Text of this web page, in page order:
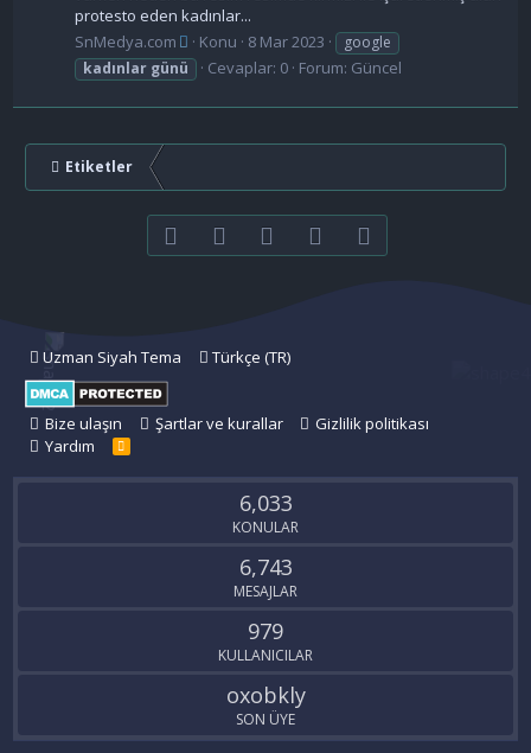
protesto eden kadınlar...
SnMedya.com
Konu 8 Mar 2023
google
kadınlar günü Cevaplar: 0 Forum: Güncel
Etiketler
FacebookTwitter youtubeBize ulaşın
Uzman Siyah Tema Türkçe (TR)
Bize ulaşın Şartlar ve kurallar
Gizlilik politikası
Yardım
R
S
6,033
KONULAR
6,743
MESAJLAR
979
KULLANICILAR
oxobkly
SON ÜYE